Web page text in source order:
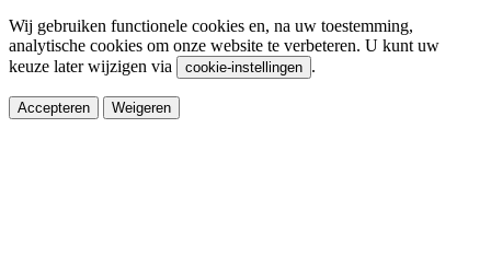
Wij gebruiken functionele cookies en, na uw toestemming,
analytische cookies om onze website te verbeteren. U kunt uw
keuze later wijzigen via
cookie-instellingen .
Accepteren Weigeren